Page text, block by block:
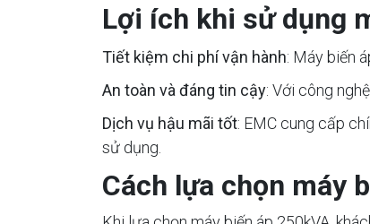
Lợi ích khi sử dụng
Tiết kiệm chi phí vận hành: Máy biến
An toàn và đáng tin cậy: Với công
Dịch vụ hậu mãi tốt: EMC cung cấp
sử dụng.
Cách lựa chọn máy